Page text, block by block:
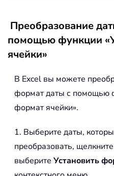
Преобразование
помощью функции
ячейки»
В Excel вы можете
формат даты с помощью
формат ячейки».
1. Выберите даты,
преобразовать,
выберите Установить